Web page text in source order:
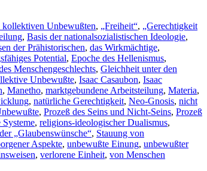
kollektiven Unbewußten, „Freiheit“, „Gerechtigkeit
, Basis der nationalsozialistischen Ideologie,
der Prähistorischen, das Wirkmächtige,
Potential, Epoche des Hellenismus,
Menschengeschlechts, Gleichheit unter den
Unbewußte, Isaac Casaubon, Isaac
, Manetho, marktgebundene Arbeitsteilung, Materia,
, natürliche Gerechtigkeit, Neo-Gnosis, nicht
, Prozeß des Seins und Nicht-Seins, Prozeß
, religions-ideologischer Dualismus,
„Glaubenswünsche“, Stauung von
Aspekte, unbewußte Einung, unbewußter
, verlorene Einheit, von Menschen